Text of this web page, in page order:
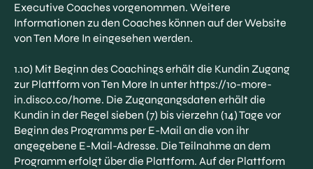
Executive Coaches vorgenommen. Weitere
Informationen zu den Coaches können auf der Website
von Ten More In eingesehen werden.
1.10) Mit Beginn des Coachings erhält die Kundin Zugang
zur Plattform von Ten More In unter https://10-more-
in.disco.co/home. Die Zugangangsdaten erhält die
Kundin in der Regel sieben (7) bis vierzehn (14) Tage vor
Beginn des Programms per E-Mail an die von ihr
angegebene E-Mail-Adresse. Die Teilnahme an dem
Programm erfolgt über die Plattform. Auf der Plattform